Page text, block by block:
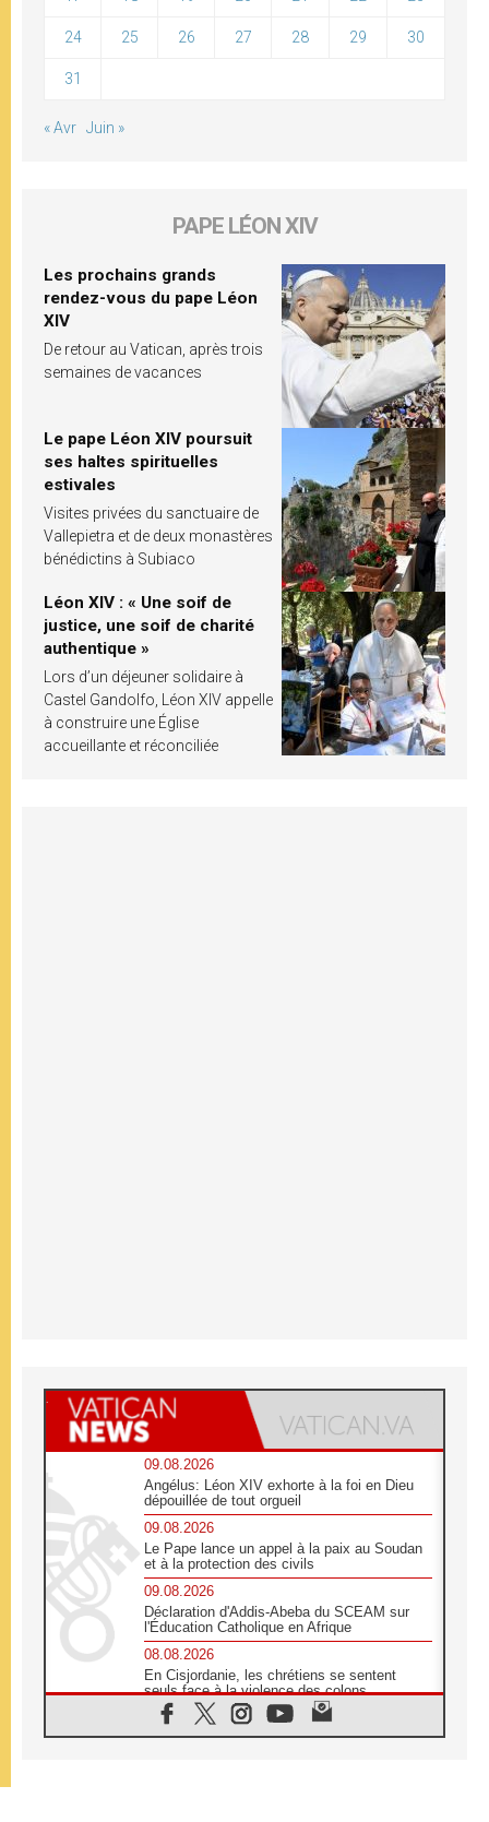
24 25 26 27 28 29 30
31
« Avr Juin »
PAPE LÉON XIV
Les prochains grands
rendez-vous du pape Léon
XIV
De retour au Vatican, après trois
semaines de vacances
Le pape Léon XIV poursuit
ses haltes spirituelles
estivales
Visites privées du sanctuaire de
Vallepietra et de deux monastères
bénédictins à Subiaco
Léon XIV : « Une soif de
justice, une soif de charité
authentique »
Lors d’un déjeuner solidaire à
Castel Gandolfo, Léon XIV appelle
à construire une Église
accueillante et réconciliée
09.08.2026
Angélus: Léon XIV exhorte à la foi en Dieu
dépouillée de tout orgueil
09.08.2026
Le Pape lance un appel à la paix au Soudan
et à la protection des civils
09.08.2026
Déclaration d'Addis-Abeba du SCEAM sur
l'Éducation Catholique en Afrique
08.08.2026
En Cisjordanie, les chrétiens se sentent
seuls face à la violence des colons
08.08.2026
Léon XIV au sanctuaire de Notre Dame du